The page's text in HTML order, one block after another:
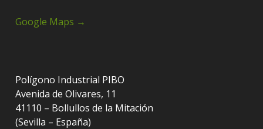
Google Maps →
Polígono Industrial PIBO
Avenida de Olivares, 11
41110 – Bollullos de la Mitación
(Sevilla – España)